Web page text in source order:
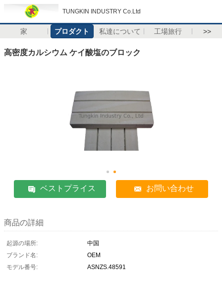
TUNGKIN INDUSTRY Co.Ltd
家 プロダクト 私達について 工場旅行 >>
高密度カルシウム ケイ酸塩のブロック
ベストプライス お問い合わせ
商品の詳細
起源の場所:
中国
ブランド名:
OEM
モデル番号:
ASNZS.48591